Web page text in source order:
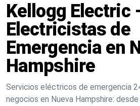
Kellogg Electric
Electricistas de
Emergencia en
Hampshire
Servicios eléctricos de emergencia
negocios en Nueva Hampshire: